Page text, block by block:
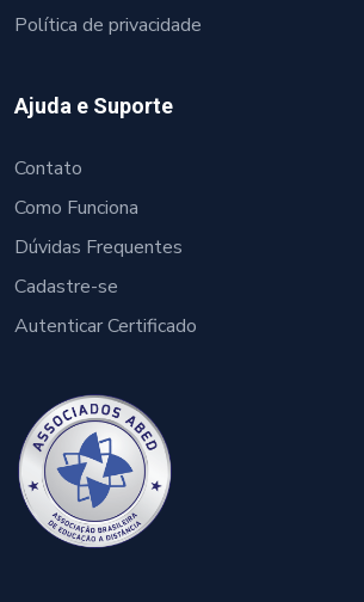
Política de privacidade
Ajuda e Suporte
Contato
Como Funciona
Dúvidas Frequentes
Cadastre-se
Autenticar Certificado